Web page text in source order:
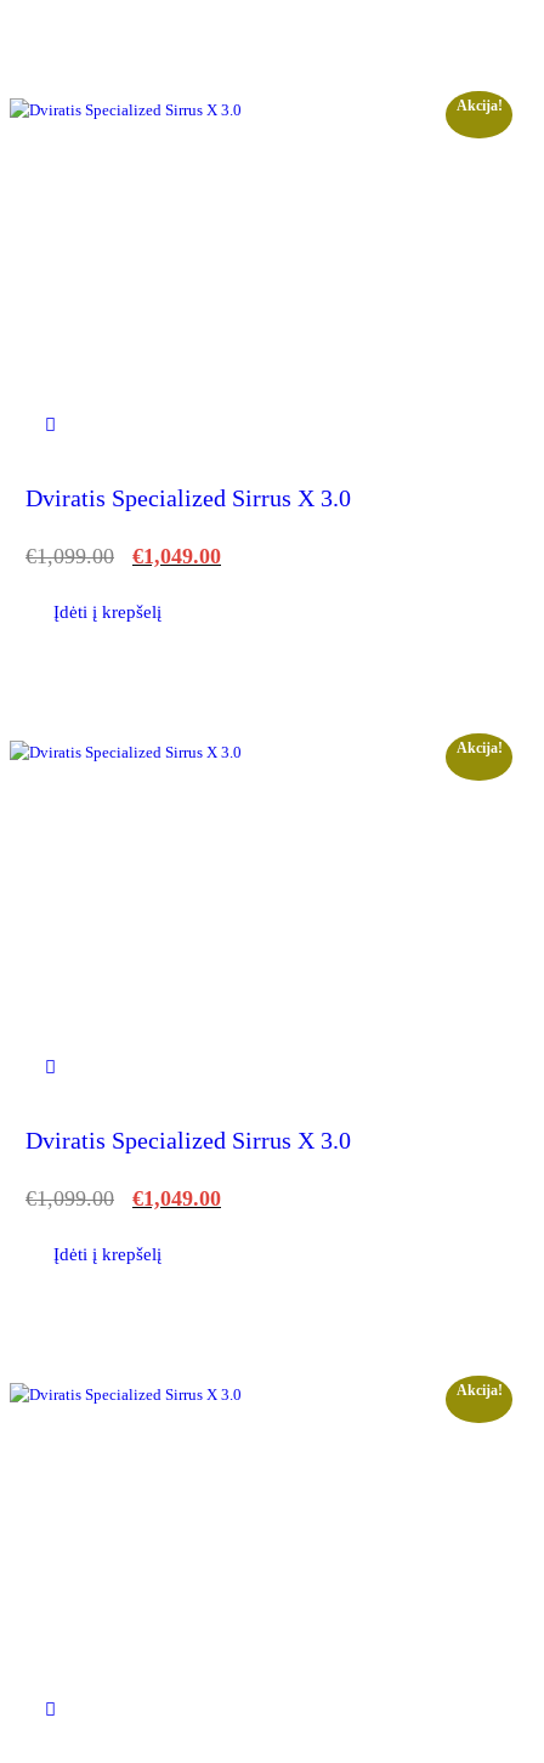
Akcija!
Dviratis Specialized Sirrus X 3.0
€1,099.00 €1,049.00
Įdėti į krepšelį
Akcija!
Dviratis Specialized Sirrus X 3.0
€1,099.00 €1,049.00
Įdėti į krepšelį
Akcija!